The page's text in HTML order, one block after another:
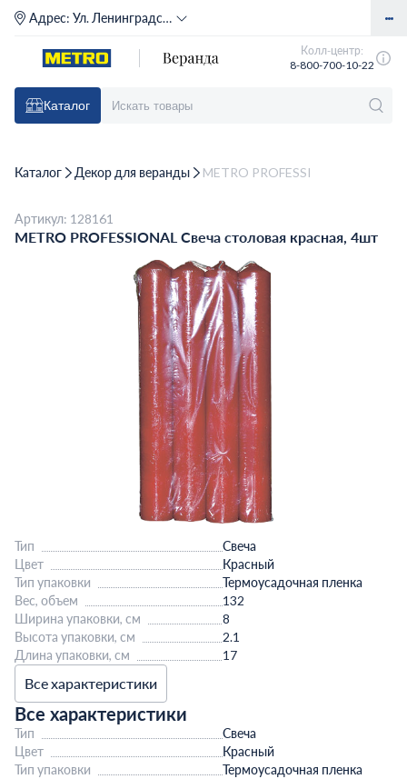
Адрес: Ул. Ленинградское шоссе, д. 71Г (м. Речной вокзал)
Колл-центр:
8-800-700-10-22
Каталог
Каталог Декор для веранды METRO PROFESSIONAL Свеча
Артикул: 128161
METRO PROFESSIONAL Свеча столовая красная, 4шт
Тип
Свеча
Цвет
Красный
Тип упаковки
Термоусадочная пленка
Вес, объем
132
Ширина упаковки, см
8
Высота упаковки, см
2.1
Длина упаковки, см
17
Все характеристики
Все характеристики
Тип
Свеча
Цвет
Красный
Тип упаковки
Термоусадочная пленка